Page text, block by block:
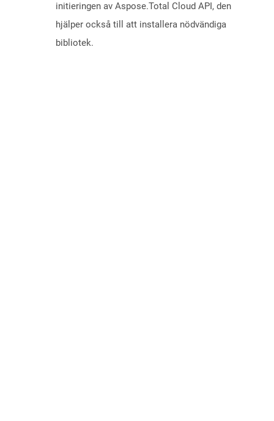
initieringen av Aspose.Total Cloud API, den
hjälper också till att installera nödvändiga
bibliotek.